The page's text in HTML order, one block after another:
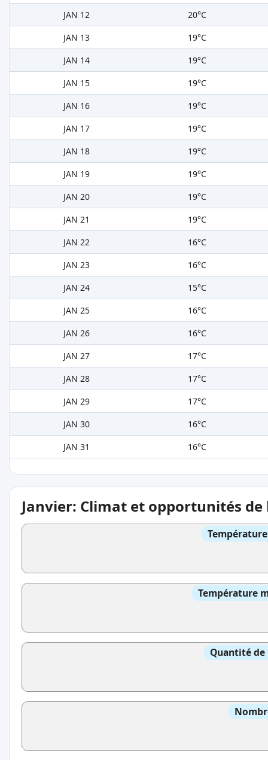
JAN 12
20°C
JAN 13
19°C
JAN 14
19°C
JAN 15
19°C
JAN 16
19°C
JAN 17
19°C
JAN 18
19°C
JAN 19
19°C
JAN 20
19°C
JAN 21
19°C
JAN 22
16°C
JAN 23
16°C
JAN 24
15°C
JAN 25
16°C
JAN 26
16°C
JAN 27
17°C
JAN 28
17°C
JAN 29
17°C
JAN 30
16°C
JAN 31
16°C
Janvier: Climat et opportunités de
Température
Quantité